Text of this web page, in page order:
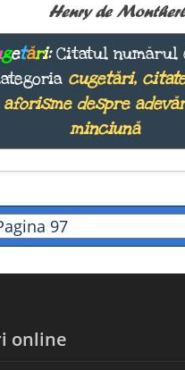
Henry de
getări:Citatul numărul
cugetări,
aforisme despre
minciună
online